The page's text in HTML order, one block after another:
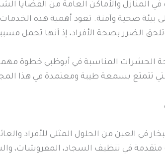
المنازل والأماكن العامة من القضايا
بيئة صحية وآمنة. تعود أهمية هذه
الضرر بصحة الأفراد، إذ أنها تحمل
الحشرات المناسبة في أبوظبي خطوة
تتمتع بسمعة طيبة ومعتمدة في هذا
في العين من الحلول المثلى للأفراد
متقدمة في تنظيف السجاد، المفروشات،